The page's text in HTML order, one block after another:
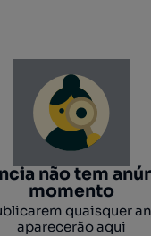
não tem
momento
quaisquer
aparecerão aqui